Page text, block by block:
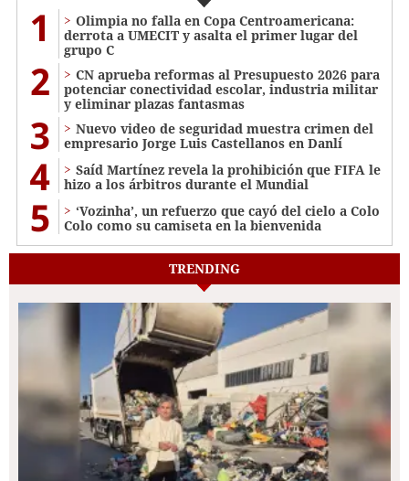
1
Olimpia no falla en Copa Centroamericana:
derrota a UMECIT y asalta el primer lugar del
grupo C
2
CN aprueba reformas al Presupuesto 2026 para
potenciar conectividad escolar, industria militar
y eliminar plazas fantasmas
3
Nuevo video de seguridad muestra crimen del
empresario Jorge Luis Castellanos en Danlí
4
Saíd Martínez revela la prohibición que FIFA le
hizo a los árbitros durante el Mundial
5
‘Vozinha’, un refuerzo que cayó del cielo a Colo
Colo como su camiseta en la bienvenida
TRENDING